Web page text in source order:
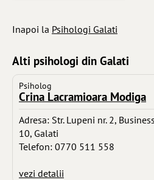
Inapoi la Psihologi Galati
Alti psihologi din Galati
Psiholog
Crina Lacramioara Modiga
Adresa: Str. Lupeni nr. 2,
10, Galati
Telefon: 0770 511 558
vezi detalii